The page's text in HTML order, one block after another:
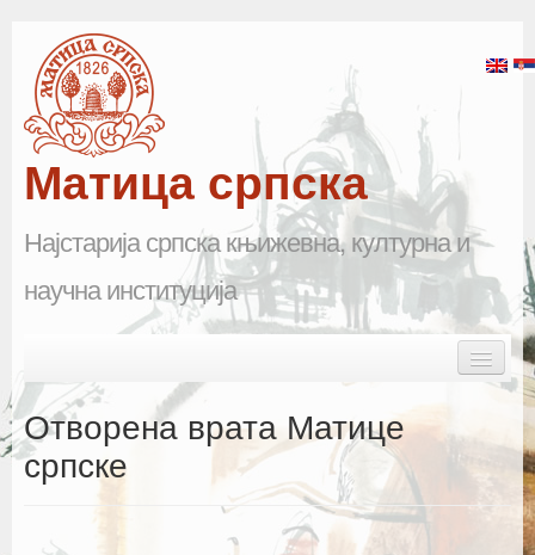
Матица српска
Најстарија српска књижевна, културна и
научна институција
Почетна
Матица српска
Отворена врата Матице
српске